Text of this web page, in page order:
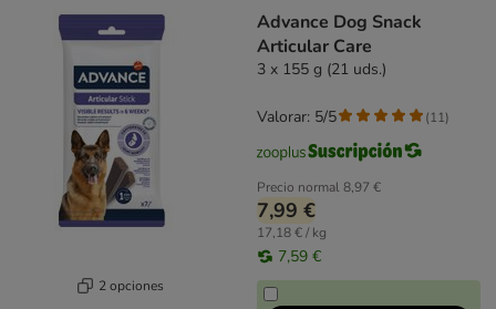
2 opciones
Advance Dog Snack
Articular Care
3 x 155 g (21 uds.)
Precio normal8,97 €
7,99 €
17,18 € / kg
7,59 €
Valorar: 5/5 (11)